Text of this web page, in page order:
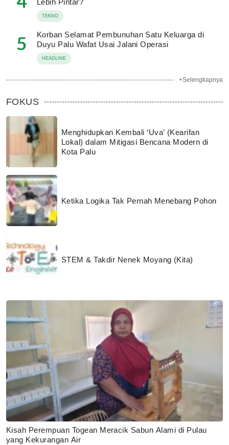
Lebih Pintar?
TEKNO
5
Korban Selamat Pembunuhan Satu Keluarga di
Duyu Palu Wafat Usai Jalani Operasi
HEADLINE
+Selengkapnya
FOKUS
Menghidupkan Kembali ‘Uva’ (Kearifan
Lokal) dalam Mitigasi Bencana Modern di
Kota Palu
Ketika Logika Tak Pernah Menebang Pohon
STEM & Takdir Nenek Moyang (Kita)
Kisah Perempuan Togean Meracik Sabun Alami di Pulau
yang Kekurangan Air